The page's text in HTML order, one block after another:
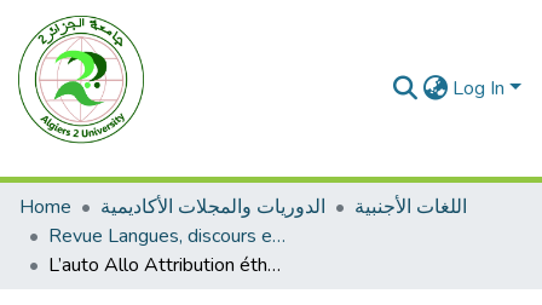
Log In
Home الدوريات والمجلات الأكاديمية
اللغات الأجنبية
Revue Langues, discours et inter cultures
L’auto Allo Attribution éthotique Dans Le Discours De Marine Le Pen Lors Du Débat Présidentiel De 2017 : De L’ethos Visé à L’ethos Projeté Malgré Soi